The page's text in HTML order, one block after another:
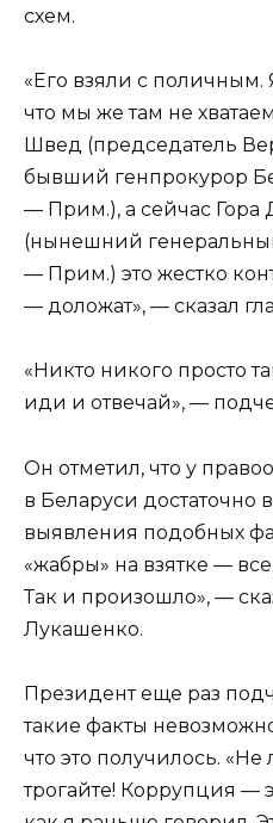
схем.
«Его взяли с
что мы же там не
Швед (председатель
бывший генпрокурор
— Прим.), а сейчас
(нынешний
— Прим.) это жестко
— доложат», — сказал
«Никто никого просто
иди и отвечай», —
Он отметил, что у
в Беларуси достаточно
выявления подобных
«жабры» на взятке —
Так и произошло», —
Лукашенко.
Президент еще раз
такие факты
что это получилось. «Не
трогайте! Коррупция —